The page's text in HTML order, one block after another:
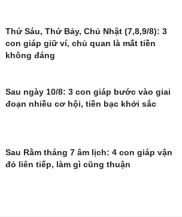
Thứ Sáu, Thứ Bảy, Chủ Nhật (7,8,9/8): 3
con giáp giữ ví, chủ quan là mất tiền
không đáng
Sau ngày 10/8: 3 con giáp bước vào giai
đoạn nhiều cơ hội, tiền bạc khởi sắc
Sau Rằm tháng 7 âm lịch: 4 con giáp vận
đỏ liên tiếp, làm gì cũng thuận